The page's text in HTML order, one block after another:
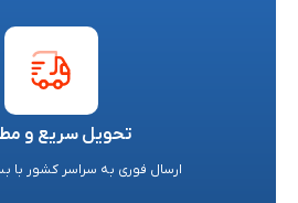
تحویل سریع و
ارسال فوری به سراسر کشور با